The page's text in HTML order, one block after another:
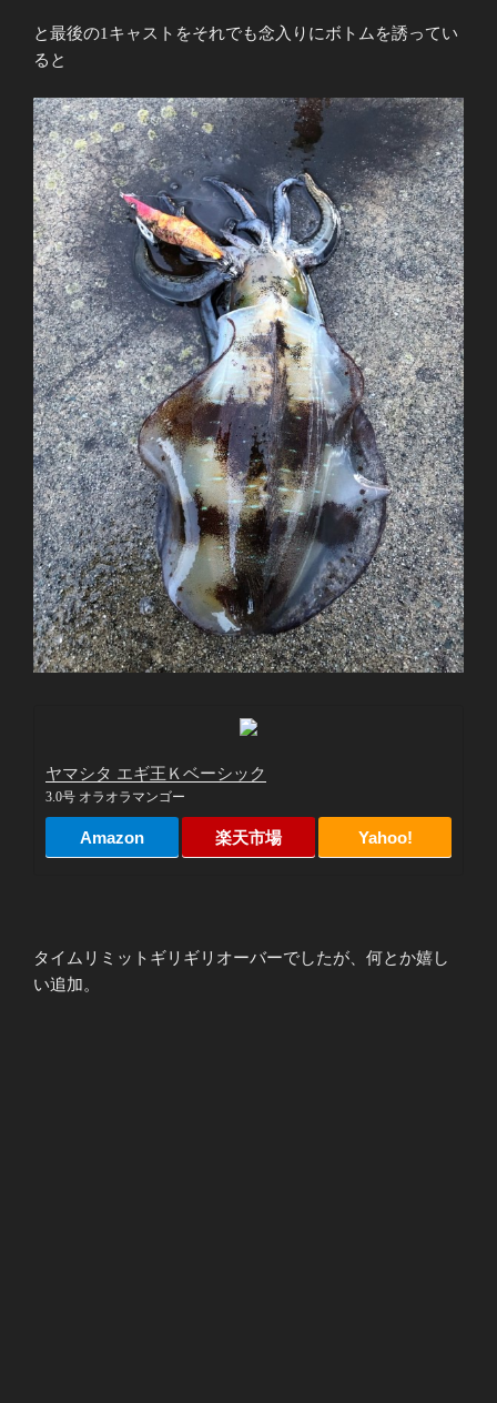
と最後の1キャストをそれでも念入りにボトムを誘ってい
ると
ヤマシタ エギ王Ｋベーシック
3.0号 オラオラマンゴー
Amazon 楽天市場 Yahoo!
タイムリミットギリギリオーバーでしたが、何とか嬉し
い追加。